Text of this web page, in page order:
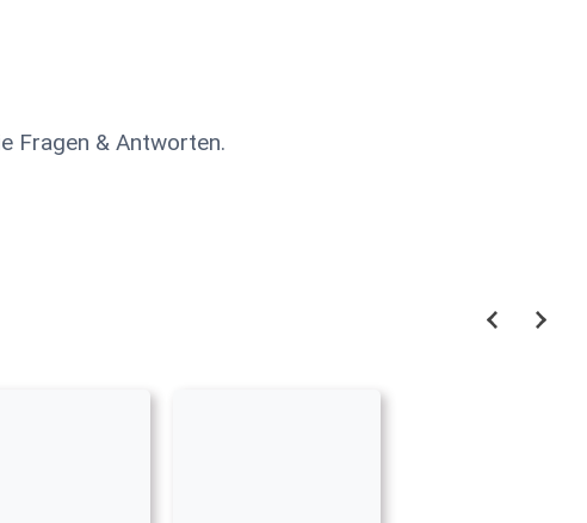
Fragen & Antworten.